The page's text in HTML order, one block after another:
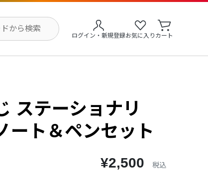
ログイン・新規登録お気に入り カート
ステーショナリ
ート＆ペンセット
¥2,500 税込